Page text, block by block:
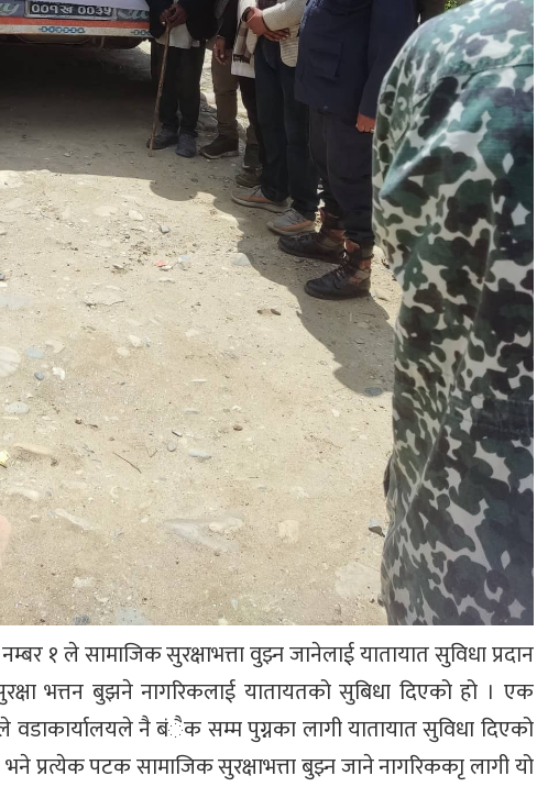
१ ले सामाजिक सुरक्षाभत्ता वुझ्न जानेलाई यातायात सुविधा प्रदान
भत्तन बुझने नागरिकलाई यातायतको सुबिधा दिएको हो । एक
वडाकार्यालयले नै बंैक सम्म पुग्नका लागी यातायात सुविधा दिएको
प्रत्येक पटक सामाजिक सुरक्षाभत्ता बुझ्न जाने नागरिककाृ लागी यो